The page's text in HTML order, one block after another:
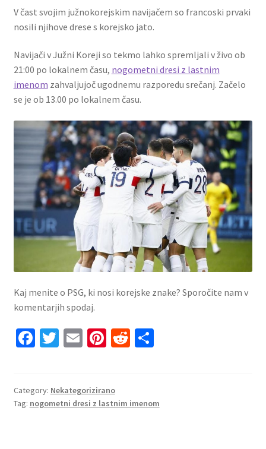
V čast svojim južnokorejskim navijačem so francoski prvaki
nosili njihove drese s korejsko jato.
Navijači v Južni Koreji so tekmo lahko spremljali v živo ob
21:00 po lokalnem času, nogometni dresi z lastnim
imenom zahvaljujoč ugodnemu razporedu srečanj. Začelo
se je ob 13.00 po lokalnem času.
Kaj menite o PSG, ki nosi korejske znake? Sporočite nam v
komentarjih spodaj.
Fa
o
o
T
er
E
l
Pi
es
t
R
di
t
S
Category: Nekategorizirano
Tag: nogometni dresi z lastnim imenom